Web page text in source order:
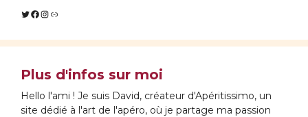
Twitter
Facebook
Instagram
Lien
Plus d'infos sur moi
Hello l'ami ! Je suis David, créateur d'Apéritissimo, un
site dédié à l'art de l'apéro, où je partage ma passion